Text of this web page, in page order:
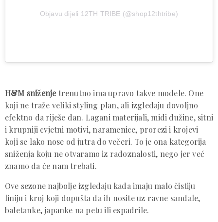
Objavu dijeli 12TH TRIBE (@shop12thtribe)
H&M sniženjetrenutno ima upravo takve modele. One
koji ne traže veliki styling plan, ali izgledaju dovoljno
efektno da riješe dan. Lagani materijali, midi dužine, sitni
i krupniji cvjetni motivi, naramenice, prorezi i krojevi
koji se lako nose od jutra do večeri. To je ona kategorija
sniženja koju ne otvaramo iz radoznalosti, nego jer već
znamo da će nam trebati.
Ove sezone najbolje izgledaju kada imaju malo čistiju
liniju i kroj koji dopušta da ih nosite uz ravne sandale,
baletanke, japanke na petu ili espadrile.